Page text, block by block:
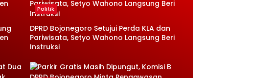
Politik
DPRD Bojonegoro Setujui Perda KLA dan
Pariwisata, Setyo Wahono Langsung Beri
Instruksi